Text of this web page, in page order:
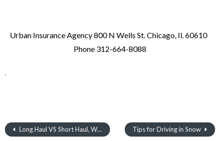
Urban Insurance Agency 800 N Wells St. Chicago, Il. 60610
Phone 312-664-8088
.
Long Haul VS Short Haul, Which is right for you? Tips for Driving in Snow